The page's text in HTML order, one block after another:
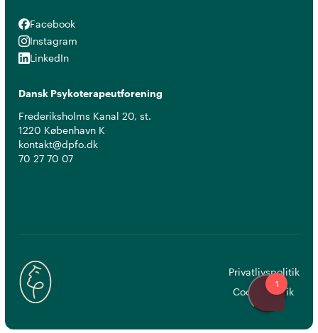
Facebook
Facebook
Instagram
Instagram
LinkedIn
LinkedIn
Dansk Psykoterapeutforening
Frederiksholms Kanal 20, st.
1220 København K
kontakt@dpfo.dk
70 27 70 07
Privatlivspolitik
Cookiepolitik